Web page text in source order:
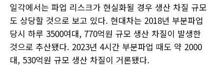
일각에서는 파업 리스크가 현실화될 경우 생산 차질 규모
도 상당할 것으로 보고 있다. 현대차는 2018년 부분파업
당시 하루 3500여대, 770억원 규모 생산 차질이 발생한
것으로 추산됐다. 2023년 4시간 부분파업 때도 약 2000
대, 530억원 규모 생산 차질이 거론됐다.